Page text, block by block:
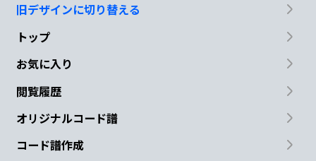
旧デザインに切り替える
トップ
お気に入り
閲覧履歴
オリジナルコード譜
コード譜作成